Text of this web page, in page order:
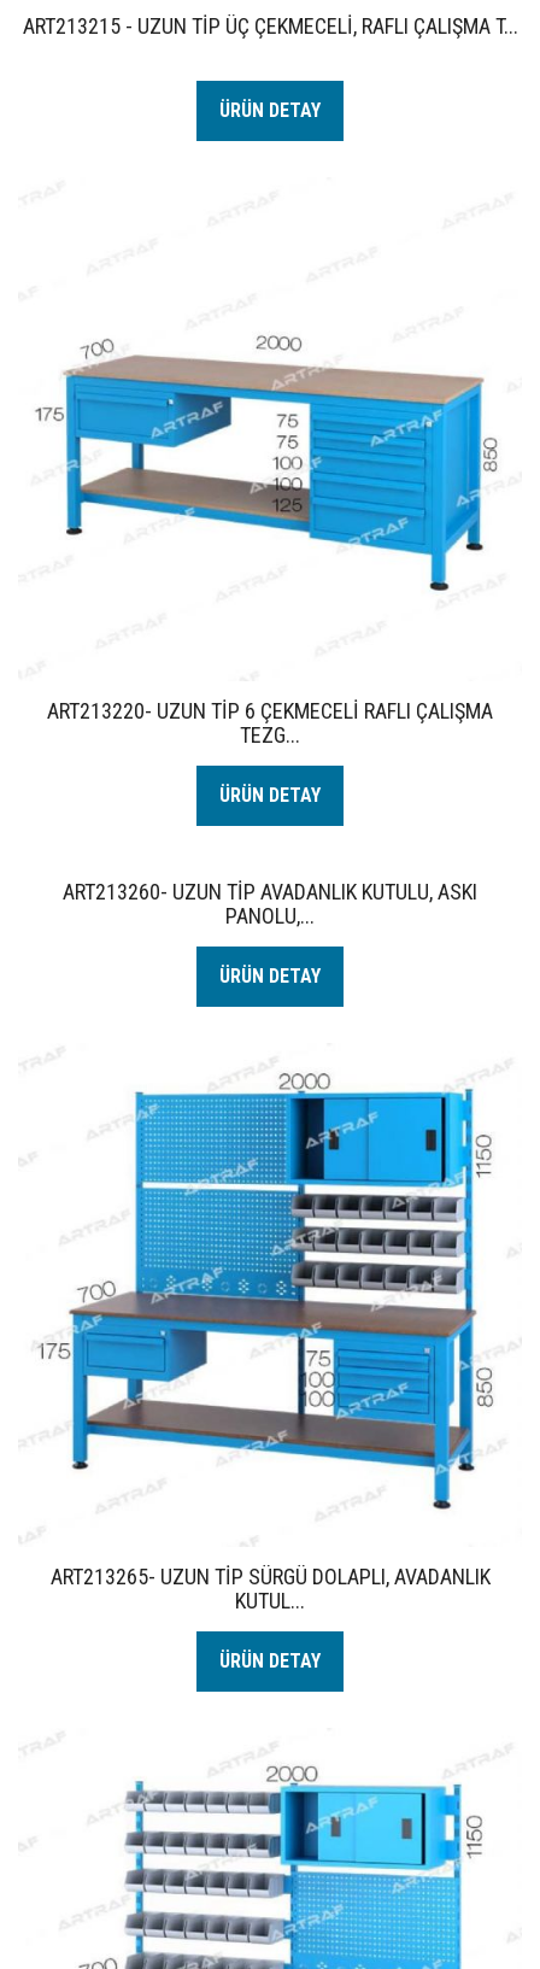
ART213215 - UZUN TİP ÜÇ ÇEKMECELİ, RAFLI ÇALIŞMA T...
ÜRÜN DETAY
ART213220- UZUN TİP 6 ÇEKMECELİ RAFLI ÇALIŞMA
TEZG...
ÜRÜN DETAY
ART213260- UZUN TİP AVADANLIK KUTULU, ASKI
PANOLU,...
ÜRÜN DETAY
ART213265- UZUN TİP SÜRGÜ DOLAPLI, AVADANLIK
KUTUL...
ÜRÜN DETAY